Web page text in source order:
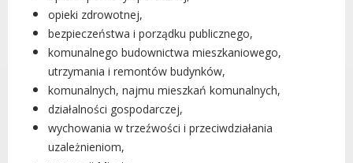
opieki zdrowotnej,
bezpieczeństwa i porządku publicznego,
komunalnego budownictwa mieszkaniowego,
utrzymania i remontów budynków,
komunalnych, najmu mieszkań komunalnych,
działalności gospodarczej,
wychowania w trzeźwości i przeciwdziałania
uzależnieniom,